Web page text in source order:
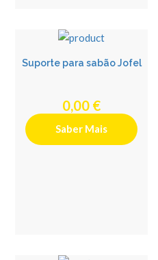
Suporte para sabão Jofel
0,00 €
Saber Mais